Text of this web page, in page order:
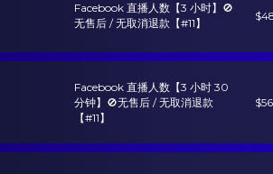
Facebook 直播人数【3 小时】🚫
无售后 / 无取消退款【#11】
Facebook 直播人数【3 小时 30
分钟】🚫无售后 / 无取消退款
【#11】